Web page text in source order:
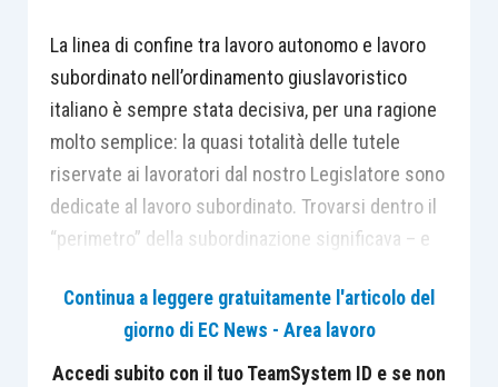
La linea di confine tra lavoro autonomo e lavoro
subordinato nell’ordinamento giuslavoristico
italiano è sempre stata decisiva, per una ragione
molto semplice: la quasi totalità delle tutele
riservate ai lavoratori dal nostro Legislatore sono
dedicate al lavoro subordinato. Trovarsi dentro il
“perimetro” della subordinazione significava – e
accedere a tutele molto sofisticate e protettive,
mentre star al di fuori dalla “cittadella” del lavoro
protetto – quello subordinato – vuol dire esserne
Continua a leggere gratuitamente l'articolo del
giorno di EC News - Area lavoro
Accedi subito con il tuo TeamSystem ID e se non